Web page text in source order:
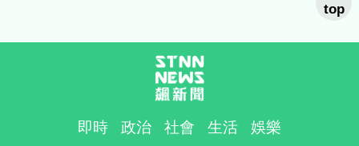
即時 政治 社會 生活 娛樂
top